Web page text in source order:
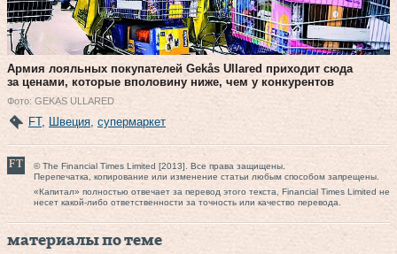
Армия лояльных покупателей Gekås Ullared приходит сюда
за ценами, которые вполовину ниже, чем у конкурентов
Фото: GEKAS ULLARED
FT, Швеция супермаркет
© The Financial Times Limited [2013]. Все права защищены.
Перепечатка, копирование или изменение статьи любым способом запрещены.
«Капитал» полностью отвечает за перевод этого текста, Financial Times Limited не
несет какой-либо ответственности за точность или качество перевода.
материалы по теме